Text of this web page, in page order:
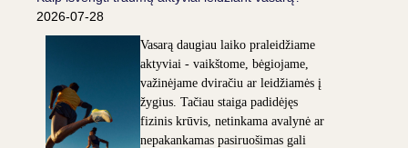
2026-07-28
Vasarą daugiau laiko praleidžiame
aktyviai - vaikštome, bėgiojame,
važinėjame dviračiu ar leidžiamės į
žygius. Tačiau staiga padidėjęs
fizinis krūvis, netinkama avalynė ar
nepakankamas pasiruošimas gali